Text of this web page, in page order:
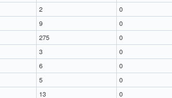
2 0
9 0
275 0
3 0
6 0
5 0
13 0